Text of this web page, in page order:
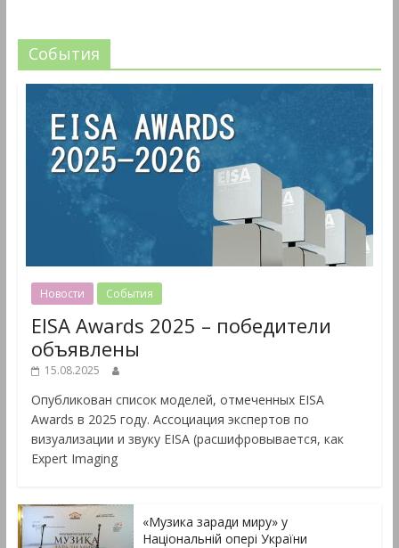
События
Новости События
EISA Awards 2025 – победители
объявлены
15.08.2025
Опубликован список моделей, отмеченных EISA
Awards в 2025 году. Ассоциация экспертов по
визуализации и звуку EISA (расшифровывается, как
Expert Imaging
«Музика заради миру» у
Національній опері України